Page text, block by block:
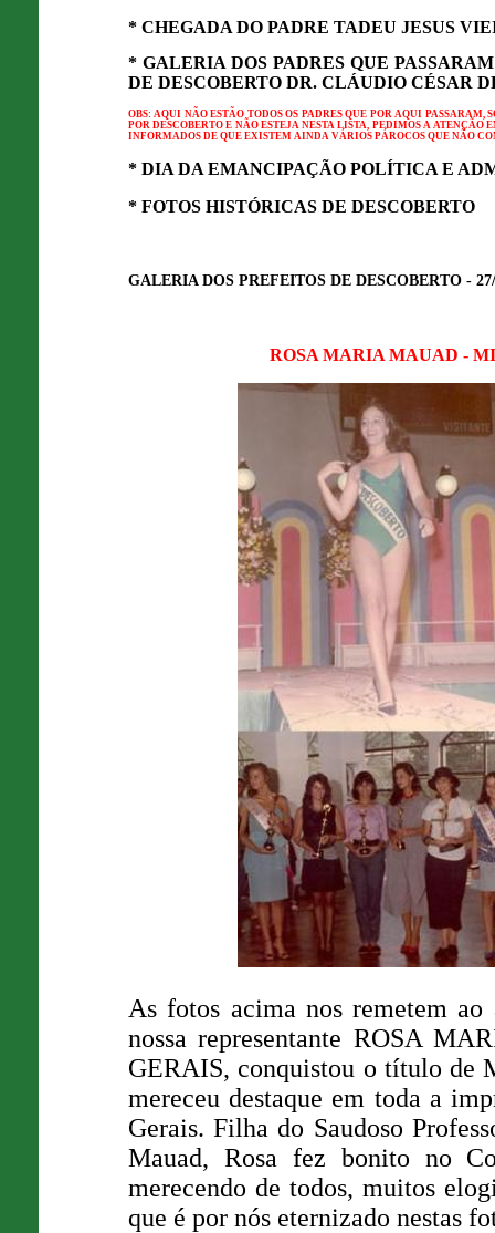
* CHEGADA DO PADRE TADEU JESUS
* GALERIA DOS PADRES QUE
DE DESCOBERTO DR. CLÁUDIO CÉSAR
OBS: AQUI NÃO ESTÃO TODOS OS PADRES QUE POR AQUI
POR DESCOBERTO E NÃO ESTEJA NESTA LISTA, PEDIMOS A ATENÇÃO
INFORMADOS DE QUE EXISTEM AINDA VÁRIOS PÁROCOS QUE NÃO
* DIA DA EMANCIPAÇÃO POLÍTICA E
* FOTOS HISTÓRICAS DE DESCOBERTO
GALERIA DOS PREFEITOS DE DESCOBERTO -
ROSA MARIA MAUAD -
As fotos acima nos remetem
nossa representante ROSA
GERAIS, conquistou o título de
mereceu destaque em toda a
Gerais. Filha do Saudoso
Mauad, Rosa fez bonito no
merecendo de todos, muitos
que é por nós eternizado nestas